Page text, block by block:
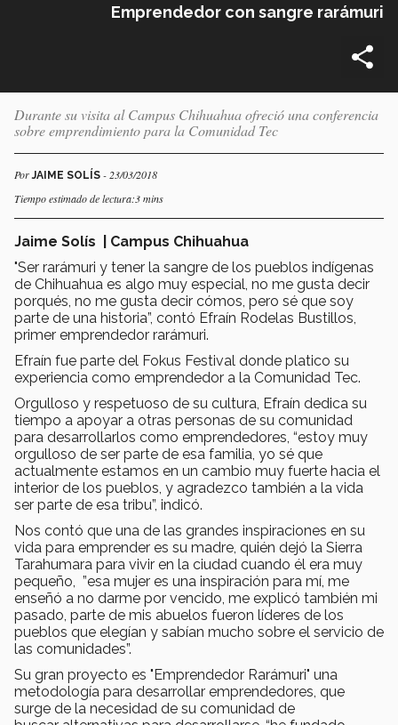
Emprendedor con sangre rarámuri
Durante su visita al Campus Chihuahua ofreció una conferencia
sobre emprendimiento para la Comunidad Tec
PorJAIME SOLÍS - 23/03/2018
Tiempo estimado de lectura:3 mins
Jaime Solís
| Campus Chihuahua
"Ser rarámuri y tener la sangre de los pueblos indígenas
de Chihuahua es algo muy especial, no me gusta decir
porqués, no me gusta decir cómos, pero sé que soy
parte de una historia”, contó Efraín Rodelas Bustillos,
primer emprendedor rarámuri.
Efraín fue parte del Fokus Festival donde platico su
experiencia como emprendedor a la Comunidad Tec.
Orgulloso y respetuoso de su cultura, Efraín dedica su
tiempo a apoyar a otras personas de su comunidad
para desarrollarlos como emprendedores, “estoy muy
orgulloso de ser parte de esa familia, yo sé que
actualmente estamos en un cambio muy fuerte hacia el
interior de los pueblos, y agradezco también a la vida
ser parte de esa tribu”, indicó.
Nos contó que una de las grandes inspiraciones en su
vida para emprender es su madre, quién dejó la Sierra
Tarahumara para vivir en la ciudad cuando él era muy
pequeño, ”esa mujer es una inspiración para mí, me
enseñó a no darme por vencido, me explicó también mi
pasado, parte de mis abuelos fueron líderes de los
pueblos que elegían y sabían mucho sobre el servicio de
las comunidades”.
Su gran proyecto es "Emprendedor Rarámuri" una
metodología para desarrollar emprendedores, que
surge de la necesidad de su comunidad de